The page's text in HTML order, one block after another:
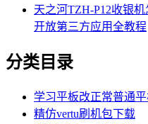
天之河TZH-P12收银
开放第三方应用全教程
分类目录
学习平板改正常普通
精仿vertu刷机包下载